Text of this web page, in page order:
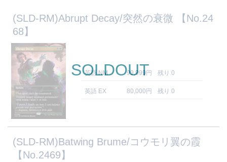
(SLD-RM)Abrupt Decay/突然の衰微 【No.24
68】
英語 NM 99,999円 残り 0
英語 EX 80,000円 残り 0
SOLDOUT
(SLD-RM)Batwing Brume/コウモリ翼の霞
【No.2469】